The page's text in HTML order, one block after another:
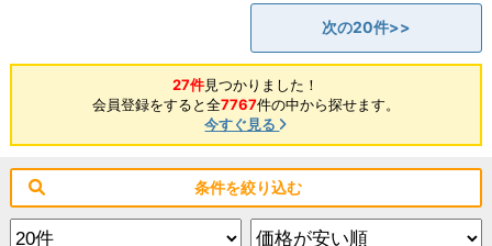
次の20件>>
27件見つかりました！
会員登録をすると全7767件の中から探せます。
今すぐ見る
条件を絞り込む